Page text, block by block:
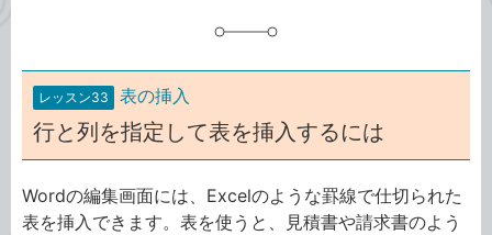
レッスン33 表の挿入
行と列を指定して表を挿入するには
Wordの編集画面には、Excelのような罫線で仕切られた
表を挿入できます。表を使うと、見積書や請求書のよう